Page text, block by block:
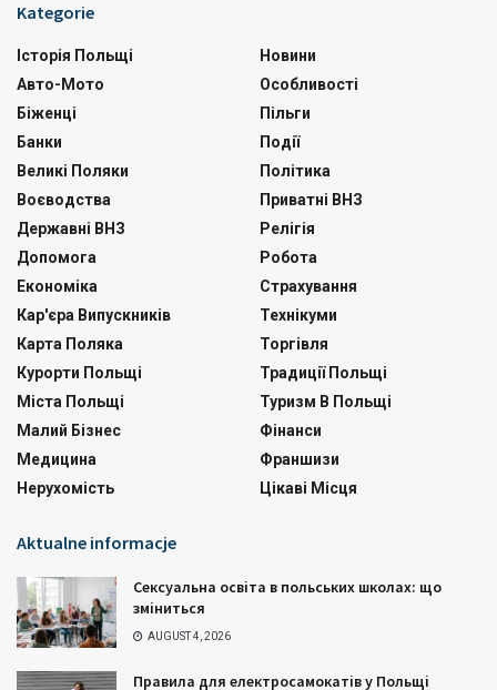
Kategorie
Історія Польщі
Авто-Мото
Біженці
Банки
Великі Поляки
Воєводства
Державні ВНЗ
Допомога
Економіка
Кар'єра Випускників
Карта Поляка
Курорти Польщі
Міста Польщі
Малий Бізнес
Медицина
Нерухомість
Новини
Особливості
Пільги
Події
Політика
Приватні ВНЗ
Релігія
Робота
Страхування
Технікуми
Торгівля
Традиції Польщі
Туризм В Польщі
Фінанси
Франшизи
Цікаві Місця
Aktualne informacje
Сексуальна освіта в польських школах: що
зміниться
AUGUST 4, 2026
Правила для електросамокатів у Польщі